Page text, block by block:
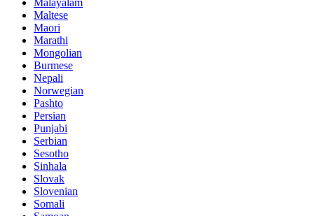
Malayalam
Maltese
Maori
Marathi
Mongolian
Burmese
Nepali
Norwegian
Pashto
Persian
Punjabi
Serbian
Sesotho
Sinhala
Slovak
Slovenian
Somali